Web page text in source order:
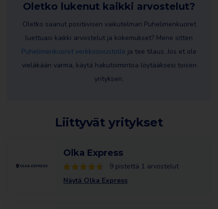
Oletko lukenut kaikki arvostelut?
Oletko saanut positiivisen vaikutelman Puhelimenkuoret
luettuasi kaikki arvostelut ja kokemukset? Mene sitten
Puhelimenkuoret verkkosivustolle ja tee tilaus. Jos et ole
vieläkään varma, käytä hakutoimintoa löytääksesi toisen
yrityksen.
Liittyvät yritykset
Olka Express
9 pistettä 1 arvostelut
Näytä Olka Express